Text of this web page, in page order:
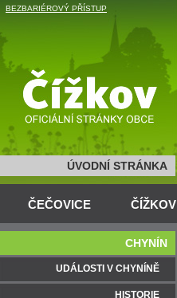
BEZBARIÉROVÝ PŘÍSTUP
ÚVODNÍ STRÁNKA
ČEČOVICE ČÍŽKOV
CHYNÍN
UDÁLOSTI V CHYNÍNĚ
HISTORIE